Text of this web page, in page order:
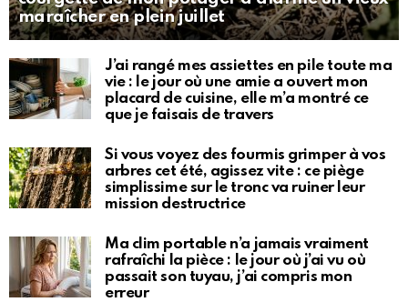
maraîcher en plein juillet
J’ai rangé mes assiettes en pile toute ma
vie : le jour où une amie a ouvert mon
placard de cuisine, elle m’a montré ce
que je faisais de travers
Si vous voyez des fourmis grimper à vos
arbres cet été, agissez vite : ce piège
simplissime sur le tronc va ruiner leur
mission destructrice
Ma clim portable n’a jamais vraiment
rafraîchi la pièce : le jour où j’ai vu où
passait son tuyau, j’ai compris mon
erreur